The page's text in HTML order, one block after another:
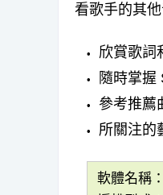
看歌手的其
欣賞歌詞
隨時掌握
參考推薦
所關注的
軟體名稱